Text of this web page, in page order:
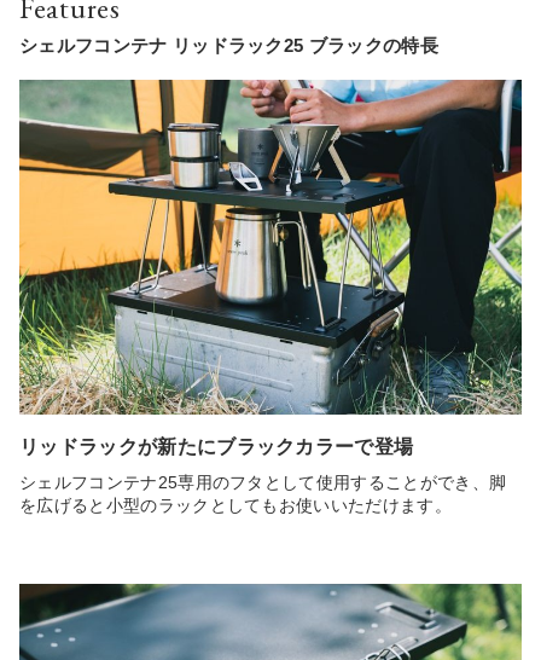
Features
シェルフコンテナ リッドラック25 ブラックの特長
リッドラックが新たにブラックカラーで登場
シェルフコンテナ25専用のフタとして使用することができ、脚
を広げると小型のラックとしてもお使いいただけます。